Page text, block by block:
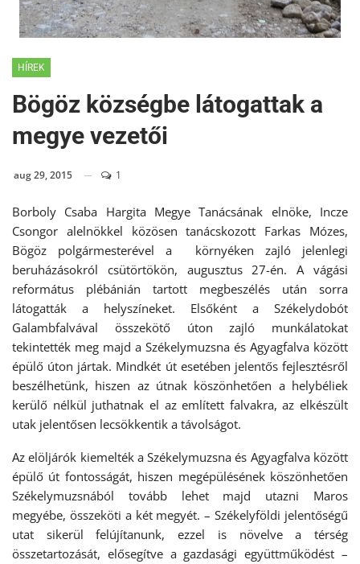
HÍREK
Bögöz községbe látogattak a
megye vezetői
aug 29, 2015 1
Borboly Csaba Hargita Megye Tanácsának elnöke, Incze
Csongor alelnökkel közösen tanácskozott Farkas Mózes,
Bögöz polgármesterével a környéken zajló jelenlegi
beruházásokról csütörtökön, augusztus 27-én. A vágási
református plébánián tartott megbeszélés után sorra
látogatták a helyszíneket. Elsőként a Székelydobót
Galambfalvával összekötő úton zajló munkálatokat
tekintették meg majd a Székelymuzsna és Agyagfalva között
épülő úton jártak. Mindkét út esetében jelentős fejlesztésről
beszélhetünk, hiszen az útnak köszönhetően a helybéliek
kerülő nélkül juthatnak el az említett falvakra, az elkészült
utak jelentősen lecsökkentik a távolságot.
Az elöljárók kiemelték a Székelymuzsna és Agyagfalva között
épülő út fontosságát, hiszen megépülésének köszönhetően
Székelymuzsnából tovább lehet majd utazni Maros
megyébe, összeköti a két megyét. – Székelyföldi jelentőségű
utat sikerül felújítanunk, ezzel is növelve a térség
összetartozását, elősegítve a gazdasági együttműködést –